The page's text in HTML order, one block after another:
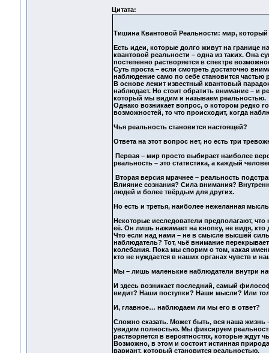
Цитата:
Тишина Квантовой Реальности: мир, который
Есть идеи, которые долго живут на границе
квантовой реальности – одна из таких. Она
постепенно растворяется в спектре
Суть проста – если смотреть достаточно
наблюдение само по себе становится частью
В основе лежит известный квантовый
наблюдает. Но стоит обратить внимание – и
который мы видим и называем реальностью.
Однако возникает вопрос, о котором редко
возможностей, то что происходит, когда
Чья реальность становится настоящей?
Ответа на этот вопрос нет, но есть три
Первая – мир просто выбирает наиболее
реальность – это статистика, а каждый
Вторая версия мрачнее – реальность
Влияние сознания? Сила внимания?
людей и более твёрдым для других.
Но есть и третья, наиболее нежеланная
Некоторые исследователи предполагают,
её. Он лишь нажимает на кнопку, не видя,
Что если над нами – не в смысле высшей
наблюдатель? Тот, чьё внимание
колебания. Пока мы спорим о том, какая
кто не нуждается в наших органах чувств и
Мы – лишь маленькие наблюдатели внутри
И здесь возникает последний, самый
видит? Наши поступки? Наши мысли? Или
И, главное… наблюдаем ли мы его в ответ?
Сложно сказать. Может быть, вся наша
увидим полностью. Мы фиксируем
растворяется в вероятностях, которые ждут
Возможно, в этом и состоит истинная
вариант, который становится реальностью.